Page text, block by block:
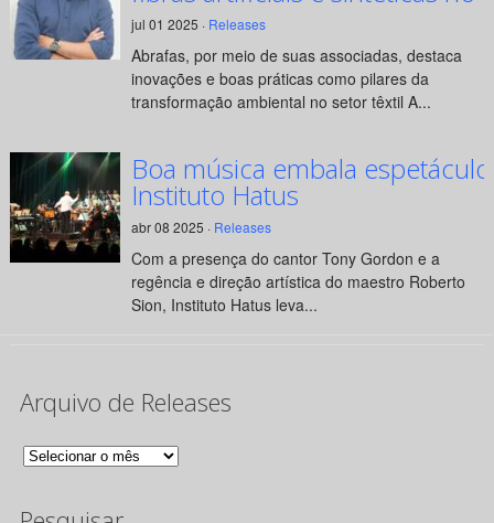
jul 01 2025 · Releases
Abrafas, por meio de suas associadas, destaca
inovações e boas práticas como pilares da
transformação ambiental no setor têxtil A...
Boa música embala
Instituto Hatus
abr 08 2025 · Releases
Com a presença do cantor Tony Gordon e a
regência e direção artística do maestro Roberto
Sion, Instituto Hatus leva...
Arquivo de Releases
Arquivo
Releases